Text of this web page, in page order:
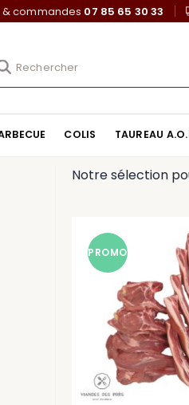
& commandes 07 85 65 30 33
COLIS TAUREAU
Notre sélection
PROMO